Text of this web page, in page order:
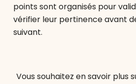
points sont organisés pour
vérifier leur pertinence avant
suivant.
Vous souhaitez en savoir plus